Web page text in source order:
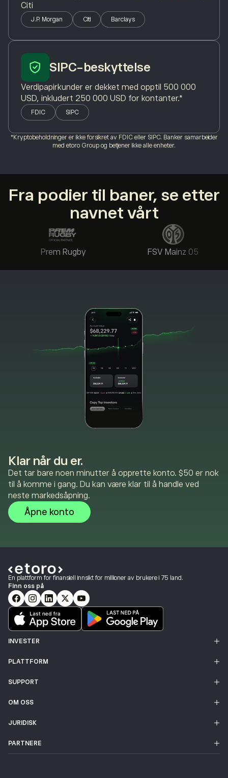
Citi
J.P. Morgan Citi Barclays
SIPC-beskyttelse
Verdipapirkunder er dekket med opptil 500 000
USD, inkludert 250 000 USD for kontanter.*
FDIC SIPC
*Kryptobeholdninger er ikke forsikret av FDIC eller SIPC. Banker samarbeider
med etoro Group og betjener ikke alle enheter.
Fra podier til baner, se etter
navnet vårt
Prem Rugby FSV Mainz 05
Klar når du er.
Det tar bare noen minutter å opprette konto. $50 er nok
til å komme i gang. Du kan være klar til å handle ved
neste markedsåpning.
Åpne konto
En plattform for finansiell innsikt for millioner av brukere i 75 land.
Finn oss på
INVESTER
PLATTFORM
SUPPORT
OM OSS
JURIDISK
PARTNERE